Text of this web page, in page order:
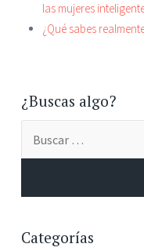
las mujeres
¿Qué sabes
¿Buscas algo?
Categorías